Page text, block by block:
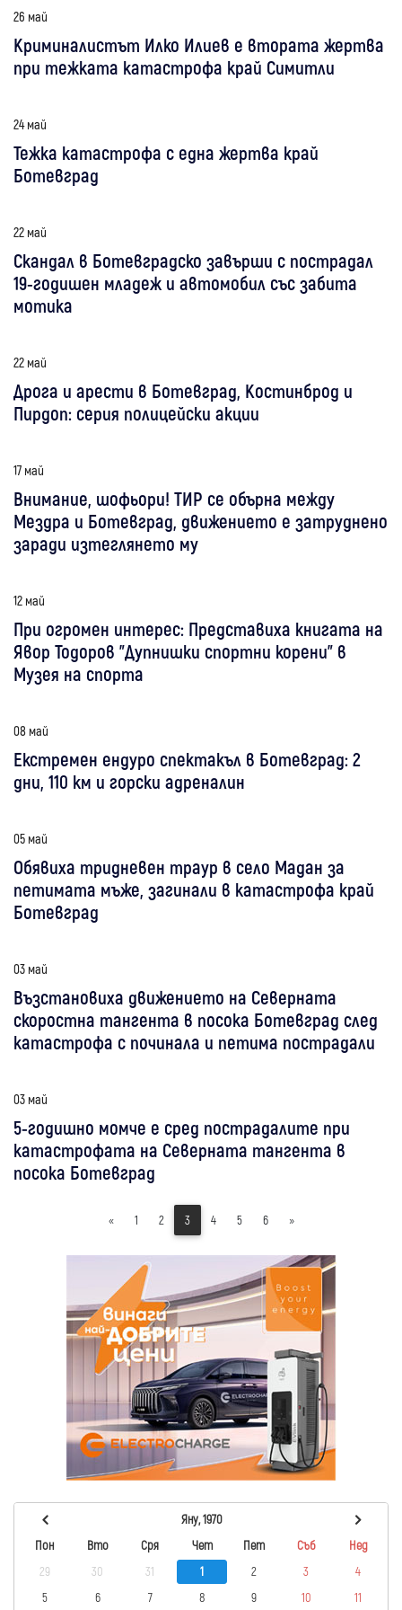
26 май
Криминалистът Илко Илиев е втората жертва
при тежката катастрофа край Симитли
24 май
Тежка катастрофа с една жертва край
Ботевград
22 май
Скандал в Ботевградско завърши с пострадал
19-годишен младеж и автомобил със забита
мотика
22 май
Дрога и арести в Ботевград, Костинброд и
Пирдоп: серия полицейски акции
17 май
Внимание, шофьори! ТИР се обърна между
Мездра и Ботевград, движението е затруднено
заради изтеглянето му
12 май
При огромен интерес: Представиха книгата на
Явор Тодоров "Дупнишки спортни корени" в
Музея на спорта
08 май
Екстремен ендуро спектакъл в Ботевград: 2
дни, 110 км и горски адреналин
05 май
Обявиха тридневен траур в село Мадан за
петимата мъже, загинали в катастрофа край
Ботевград
03 май
Възстановиха движението на Северната
скоростна тангента в посока Ботевград след
катастрофа с починала и петима пострадали
03 май
5-годишно момче е сред пострадалите при
катастрофата на Северната тангента в
посока Ботевград
« 1 2 3 4 5 6 »
Яну, 1970
Пон
Вто Сря Чет Пет Съб
Нед
29
30 31 1 2 3
4
5
6 7 8 9 10 11